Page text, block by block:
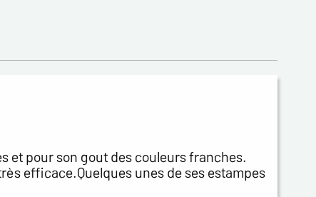
et pour son gout des couleurs franches.
efficace.Quelques unes de ses estampes